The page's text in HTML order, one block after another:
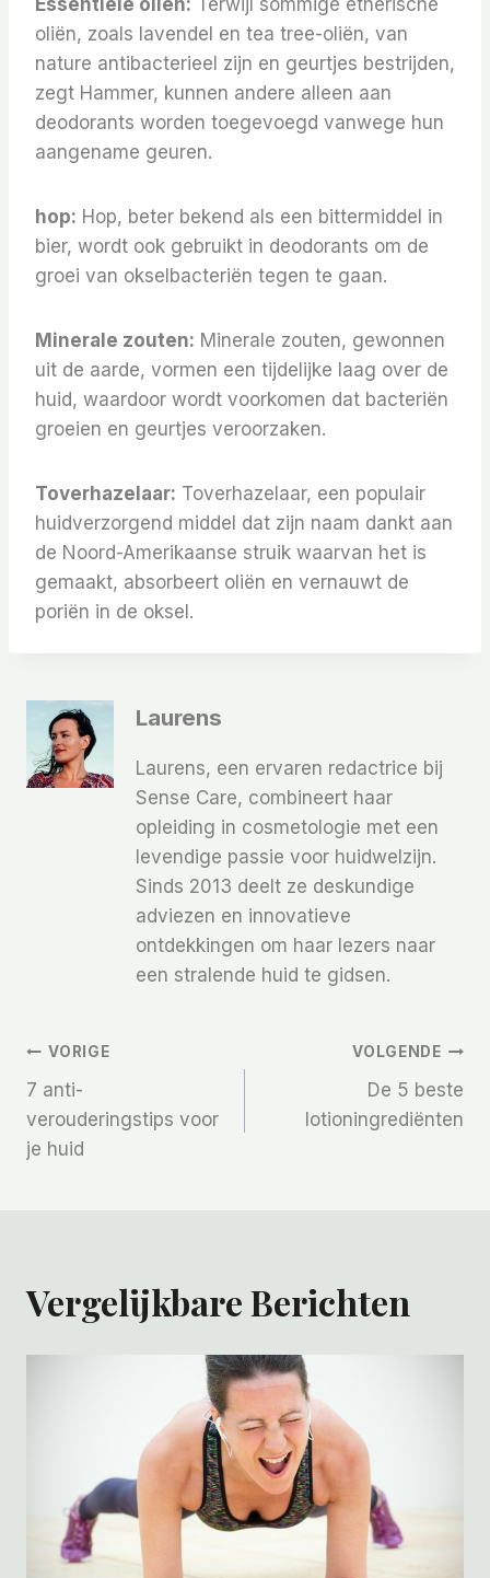
Essentiële oliën: Terwijl sommige etherische
oliën, zoals lavendel en tea tree-oliën, van
nature antibacterieel zijn en geurtjes bestrijden,
zegt Hammer, kunnen andere alleen aan
deodorants worden toegevoegd vanwege hun
aangename geuren.
hop: Hop, beter bekend als een bittermiddel in
bier, wordt ook gebruikt in deodorants om de
groei van okselbacteriën tegen te gaan.
Minerale zouten: Minerale zouten, gewonnen
uit de aarde, vormen een tijdelijke laag over de
huid, waardoor wordt voorkomen dat bacteriën
groeien en geurtjes veroorzaken.
Toverhazelaar: Toverhazelaar, een populair
huidverzorgend middel dat zijn naam dankt aan
de Noord-Amerikaanse struik waarvan het is
gemaakt, absorbeert oliën en vernauwt de
poriën in de oksel.
Laurens
Laurens, een ervaren redactrice bij
Sense Care, combineert haar
opleiding in cosmetologie met een
levendige passie voor huidwelzijn.
Sinds 2013 deelt ze deskundige
adviezen en innovatieve
ontdekkingen om haar lezers naar
een stralende huid te gidsen.
Bericht
Navigatie
VORIGE
7 anti-
verouderingstips voor
je huid
VOLGENDE
De 5 beste
lotioningrediënten
Vergelijkbare Berichten